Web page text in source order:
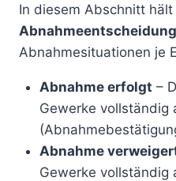
In diesem Abschnitt
Abnahmeentscheidung
Abnahmesituationen je
Abnahme erfolgt –
Gewerke vollständig
Abnahme
Gewerke vollständig